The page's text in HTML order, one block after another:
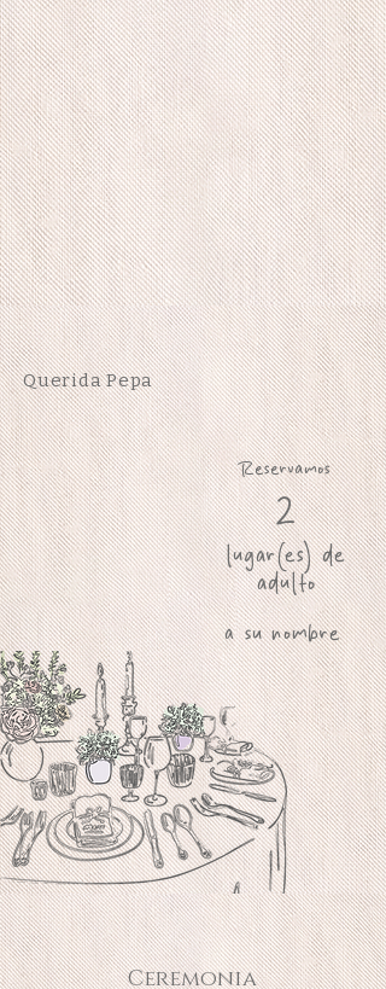
Querida Pepa
Reservamos
2
lugar(es) de
adulto
a su nombre
Ceremonia